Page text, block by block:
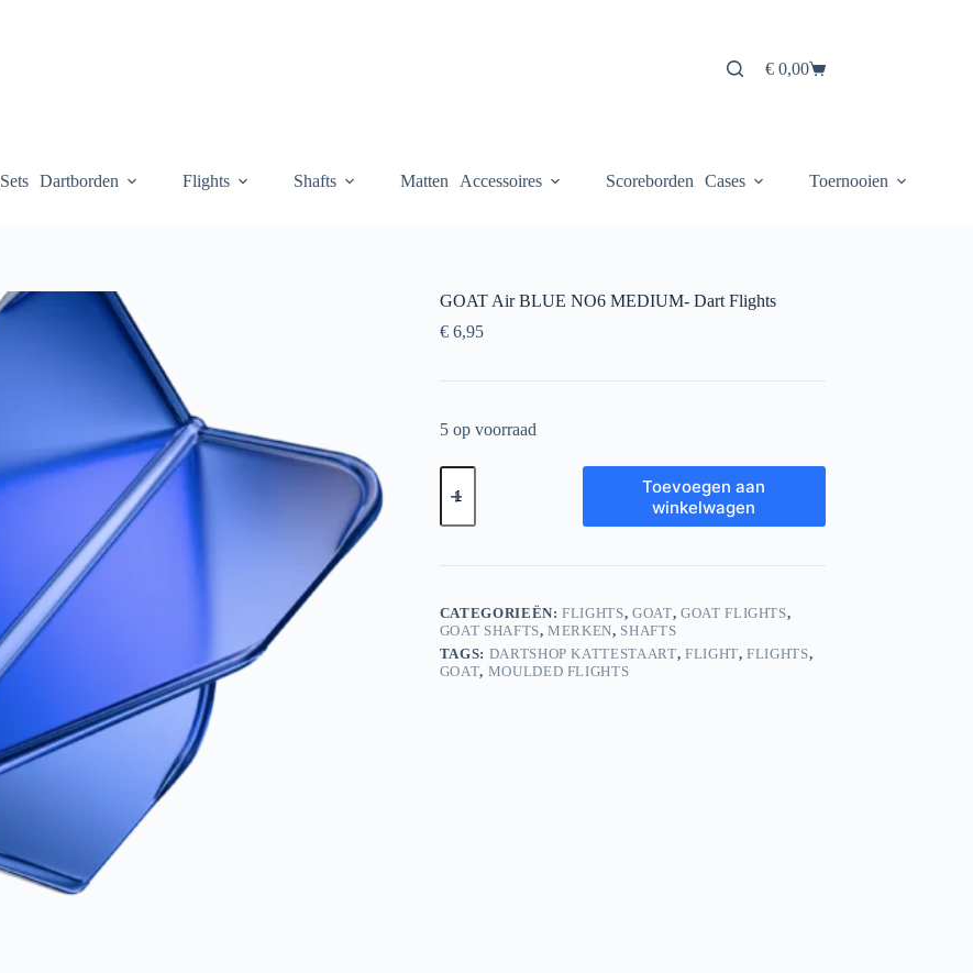
Winkelwagen
€0,00
Sets Dartborden Flights Shafts Matten Accessoires Scoreborden Cases Toernooien
GOAT Air BLUE NO6 MEDIUM- Dart Flights
€6,95
5 op voorraad
GOAT
Air
NO6
Dart
aantal
Toevoegen aan
winkelwagen
CATEGORIEËN:FLIGHTS,GOAT, GOAT FLIGHTS,
GOAT SHAFTS,MERKEN, SHAFTS
TAGS: DARTSHOP KATTESTAART, FLIGHT,FLIGHTS,
GOAT, MOULDED FLIGHTS